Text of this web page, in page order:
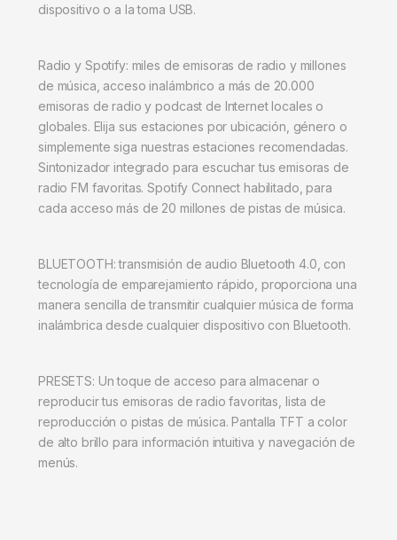
dispositivo o a la toma USB.
Radio y Spotify: miles de emisoras de radio y millones
de música, acceso inalámbrico a más de 20.000
emisoras de radio y podcast de Internet locales o
globales. Elija sus estaciones por ubicación, género o
simplemente siga nuestras estaciones recomendadas.
Sintonizador integrado para escuchar tus emisoras de
radio FM favoritas. Spotify Connect habilitado, para
cada acceso más de 20 millones de pistas de música.
BLUETOOTH: transmisión de audio Bluetooth 4.0, con
tecnología de emparejamiento rápido, proporciona una
manera sencilla de transmitir cualquier música de forma
inalámbrica desde cualquier dispositivo con Bluetooth.
PRESETS: Un toque de acceso para almacenar o
reproducir tus emisoras de radio favoritas, lista de
reproducción o pistas de música. Pantalla TFT a color
de alto brillo para información intuitiva y navegación de
menús.